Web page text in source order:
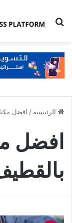
بحث عن
الرئيسية / افضل
افضل